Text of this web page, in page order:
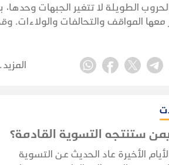
الطويلة لا تتغير الجبهات وحدها،
معها المواقف والتحالفات والولاءات.
يمنية خالصة، بل عرفتها تجارب كثيرة
المزيد
ستنتجه التسوية القادمة؟
الأخيرة عاد الحديث عن التسوية